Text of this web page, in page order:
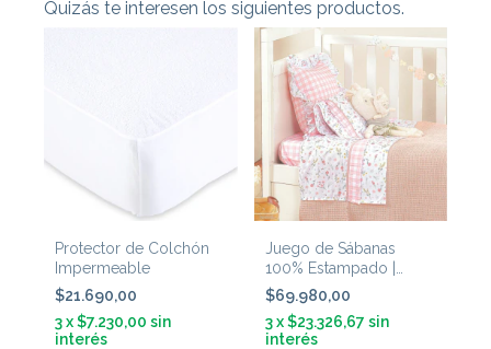
Quizás te interesen los siguientes productos.
Protector de Colchón
Impermeable
$21.690,00
3x$7.230,00 sin
interés
Juego de Sábanas
100% Estampado |
Encanto ~ 'Flores
Silvestres'
$69.980,00
3 x$23.326,67 sin
interés